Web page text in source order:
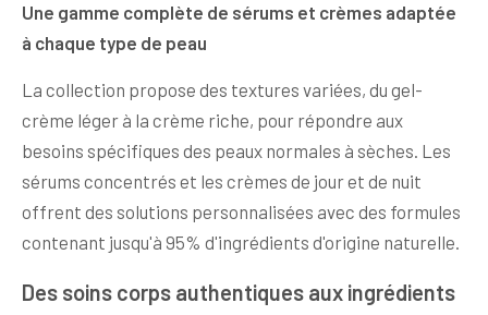
Une gamme complète de sérums et crèmes adaptée
à chaque type de peau
La collection propose des textures variées, du gel-
crème léger à la crème riche, pour répondre aux
besoins spécifiques des peaux normales à sèches. Les
sérums concentrés et les crèmes de jour et de nuit
offrent des solutions personnalisées avec des formules
contenant jusqu'à 95% d'ingrédients d'origine naturelle.
Des soins corps authentiques aux ingrédients